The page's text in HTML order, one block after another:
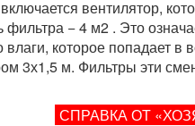
вентилятор,
− 4 м2 . Это
влаги, которое попадает
3х1,5 м. Фильтры эти
СПРАВКА ОТ